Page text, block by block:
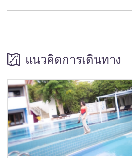
แนวคิดการเดินทาง